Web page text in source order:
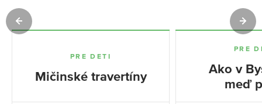
PRE DETI
Mičinské travertíny
PRE
Ako v
meď